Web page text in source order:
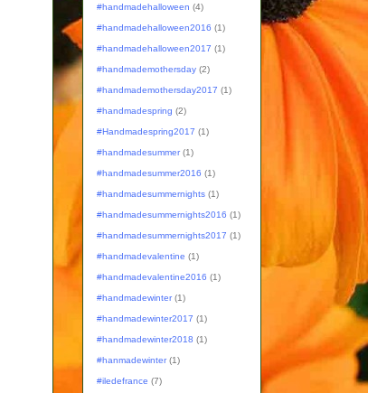
#handmadehalloween (4)
#handmadehalloween2016 (1)
#handmadehalloween2017 (1)
#handmademothersday (2)
#handmademothersday2017 (1)
#handmadespring (2)
#Handmadespring2017 (1)
#handmadesummer (1)
#handmadesummer2016 (1)
#handmadesummernights (1)
#handmadesummernights2016 (1)
#handmadesummernights2017 (1)
#handmadevalentine (1)
#handmadevalentine2016 (1)
#handmadewinter (1)
#handmadewinter2017 (1)
#handmadewinter2018 (1)
#hanmadewinter (1)
#iledefrance (7)